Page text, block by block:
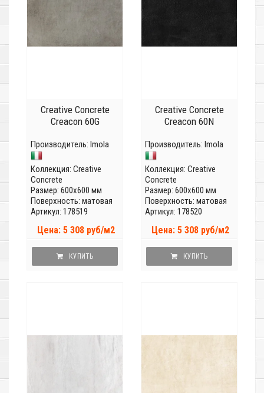
Creative Concrete
Creacon 60G
Производитель: Imola
Коллекция: Creative
Concrete
Размер: 600x600 мм
Поверхность: матовая
Артикул: 178519
Цена: 5 308 руб/м2
КУПИТЬ
Creative Concrete
Creacon 60N
Производитель: Imola
Коллекция: Creative
Concrete
Размер: 600x600 мм
Поверхность: матовая
Артикул: 178520
Цена: 5 308 руб/м2
КУПИТЬ